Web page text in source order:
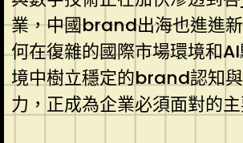
業，中國brand出海也進進
何在復雜的國際市場環境和
境中樹立穩定的brand認知
力，正成為企業必須面對的主